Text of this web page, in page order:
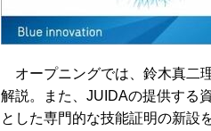
オープニングでは、鈴木真二
解説。また、JUIDAの提供する
とした専門的な技能証明の新設